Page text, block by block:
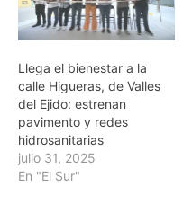
Llega el bienestar a la
calle Higueras, de Valles
del Ejido: estrenan
pavimento y redes
hidrosanitarias
julio 31, 2025
En "El Sur"